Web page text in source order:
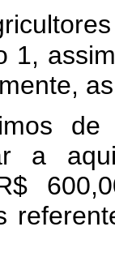
1,
de
a